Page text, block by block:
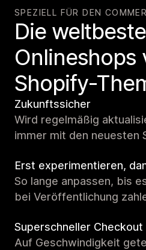
SPEZIELL FÜR DEN
Die
Onlineshops
Shopify-
Zukunftssicher
Wird regelmäßig
immer mit den neuesten
Erst experimentieren,
So lange anpassen, bis
bei Veröffentlichung
Superschneller Checkout
Auf Geschwindigkeit